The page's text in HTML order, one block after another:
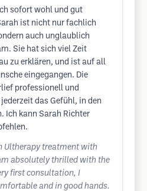
sofort wohl und gut
ist nicht nur fachlich
auch unglaublich
Sie hat sich viel Zeit
zu erklären, und ist auf all
eingegangen. Die
professionell und
das Gefühl, in den
Ich kann Sarah Richter
Ultherapy treatment with
absolutely thrilled with the
first consultation, I
and in good hands.